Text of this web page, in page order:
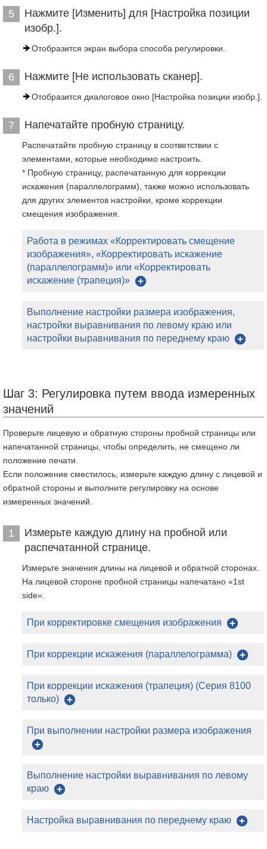
5
Нажмите [Изменить] для [Настройка позиции
изобр.].
Отобразится экран выбора способа регулировки.
6 Нажмите [Не использовать сканер].
Отобразится диалоговое окно [Настройка позиции изобр.].
7 Напечатайте пробную страницу.
Распечатайте пробную страницу в соответствии с
элементами, которые необходимо настроить.
* Пробную страницу, распечатанную для коррекции
искажения (параллелограмм), также можно использовать
для других элементов настройки, кроме коррекции
смещения изображения.
Работа в режимах «Корректировать смещение
изображения», «Корректировать искажение
(параллелограмм)» или «Корректировать
искажение (трапеция)»
Выполнение настройки размера изображения,
настройки выравнивания по левому краю или
настройки выравнивания по переднему краю
Шаг 3: Регулировка путем ввода измеренных
значений
Проверьте лицевую и обратную стороны пробной страницы или
напечатанной страницы, чтобы определить, не смещено ли
положение печати.
Если положение сместилось, измерьте каждую длину с лицевой и
обратной стороны и выполните регулировку на основе
измеренных значений.
1
Измерьте каждую длину на пробной или
распечатанной странице.
Измерьте значения длины на лицевой и обратной сторонах.
На лицевой стороне пробной страницы напечатано «1st
side».
При корректировке смещения изображения
При коррекции искажения (параллелограмма)
При коррекции искажения (трапеция) (Серия 8100
только)
При выполнении настройки размера изображения
Выполнение настройки выравнивания по левому
краю
Настройка выравнивания по переднему краю